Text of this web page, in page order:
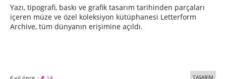
Yazı, tipografi, baskı ve grafik tasarım tarihinden parçaları
içeren müze ve özel koleksiyon kütüphanesi Letterform
Archive, tüm dünyanın erişimine açıldı.
TASARIM